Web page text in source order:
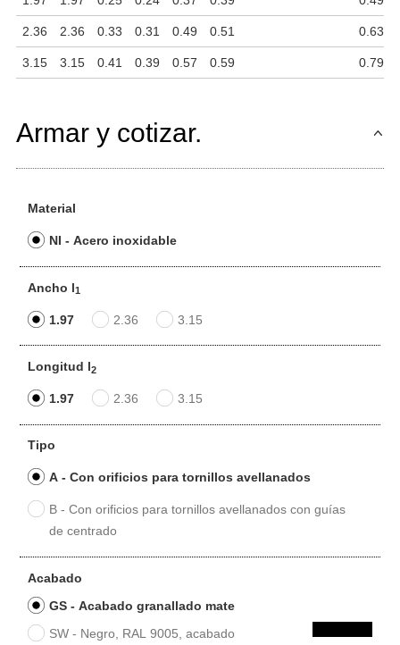
2.36 2.36 0.33 0.31 0.49 0.51 0.63
3.15 3.15 0.41 0.39 0.57 0.59 0.79
Armar y cotizar.
Material
NI - Acero inoxidable
Ancho l1
1.97 2.36 3.15
Longitud l2
1.97 2.36 3.15
Tipo
A - Con orificios para tornillos avellanados
B - Con orificios para tornillos avellanados con guías
de centrado
Acabado
GS - Acabado granallado mate
SW - Negro, RAL 9005, acabado